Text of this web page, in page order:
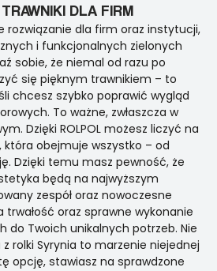
DLA FIRM
rozwiązanie dla firm oraz instytucji,
i funkcjonalnych zielonych
sobie, że niemal od razu po
się pięknym trawnikiem – to
chcesz szybko poprawić wygląd
To ważne, zwłaszcza w
Dzięki ROLPOL możesz liczyć na
która obejmuje wszystko – od
Dzięki temu masz pewność, że
będą na najwyższym
zespół oraz nowoczesne
trwałość oraz sprawne wykonanie
do Twoich unikalnych potrzeb. Nie
rolki Syrynia to marzenie niejednej
opcję, stawiasz na sprawdzone